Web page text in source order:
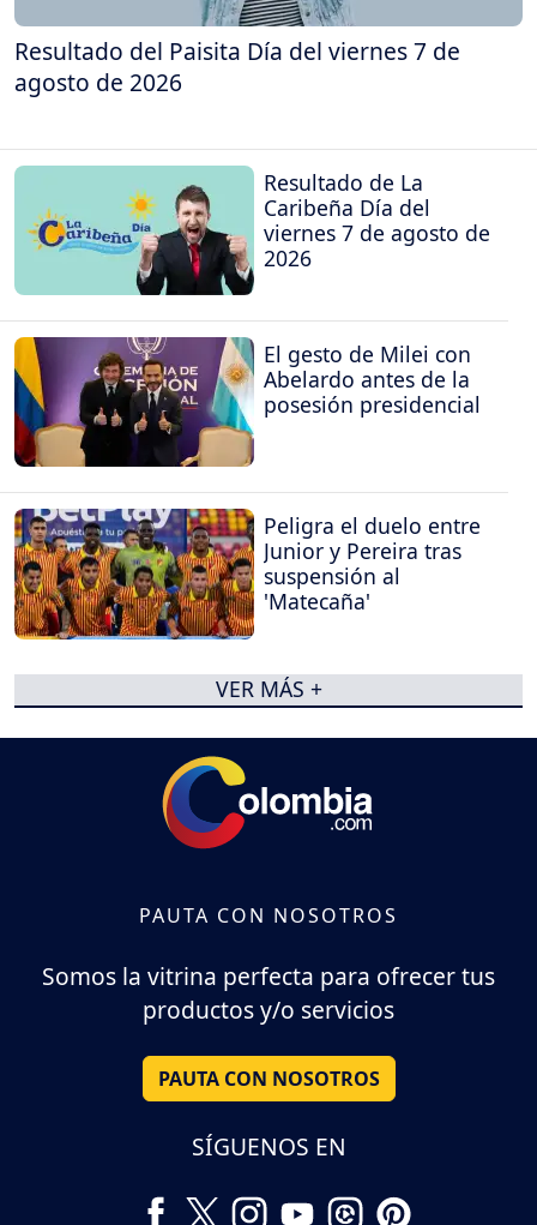
Resultado del Paisita Día del viernes 7 de
agosto de 2026
Resultado de La
Caribeña Día del
viernes 7 de agosto de
2026
El gesto de Milei con
Abelardo antes de la
posesión presidencial
Peligra el duelo entre
Junior y Pereira tras
suspensión al
'Matecaña'
VER MÁS +
PAUTA CON NOSOTROS
Somos la vitrina perfecta para ofrecer tus
productos y/o servicios
PAUTA CON NOSOTROS
SÍGUENOS EN